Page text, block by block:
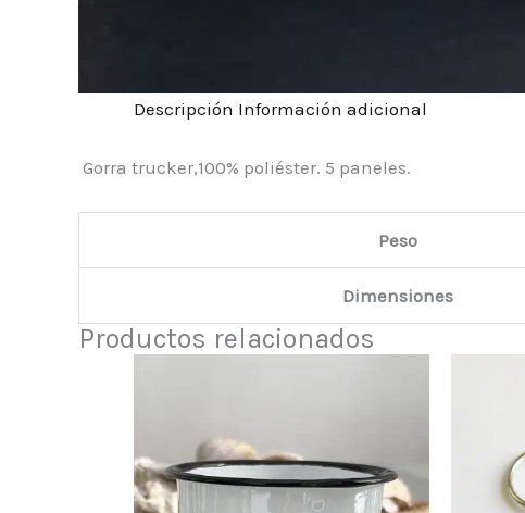
Descripción Información adicional
Gorra trucker,100% poliéster. 5 paneles.
Peso
Dimensiones
Productos relacionados
11.95€.6.95€.